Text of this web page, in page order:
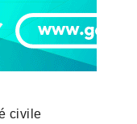
civile